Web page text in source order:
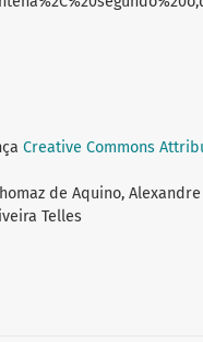
Creative Commons
de Aquino,
Telles